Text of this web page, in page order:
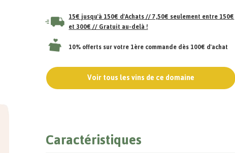
15€ jusqu'à 150€ d'Achats // 7,50€ seulement entre 150€
et 300€ // Gratuit au-delà !
10% offerts sur votre 1ère commande dès 100€ d'achat
Voir tous les vins de ce domaine
Caractéristiques